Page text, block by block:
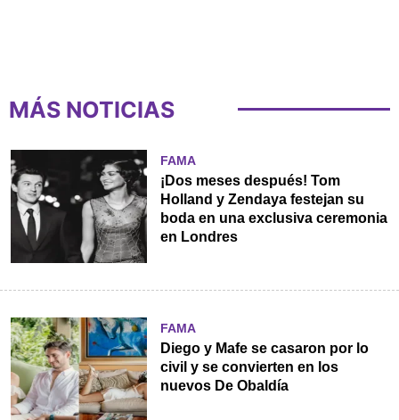
MÁS NOTICIAS
FAMA
¡Dos meses después! Tom
Holland y Zendaya festejan su
boda en una exclusiva ceremonia
en Londres
FAMA
Diego y Mafe se casaron por lo
civil y se convierten en los
nuevos De Obaldía